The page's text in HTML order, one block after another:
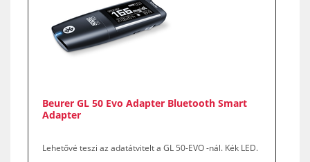
Beurer GL 50 Evo Adapter Bluetooth Smart
Adapter
Lehetővé teszi az adatátvitelt a GL 50-EVO -nál. Kék LED.